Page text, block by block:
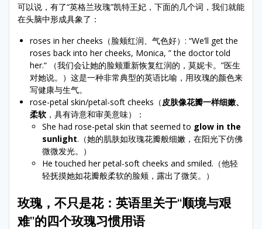
可以说，有了“英格兰玫瑰”凯特王妃，下面的几个词，我们就能
在头脑中形成具象了：
roses in her cheeks（脸颊红润、气色好）: “We’ll get the
roses back into her cheeks, Monica, ” the doctor told
her.“ （我们会让她的脸颊重新恢复红润的，莫妮卡。”医生
对她说。）这是一种非常典型的英语比喻，用玫瑰的颜色来
写健康与生气。
rose-petal skin/petal-soft cheeks（ 皮肤像花瓣一样细嫩、
柔软 ，具有诗意和审美意味）：
She had rose-petal skin that seemed to glow in the
sunlight.（她的肌肤如玫瑰花瓣般细嫩，在阳光下仿佛
微微发光。）
He touched her petal-soft cheeks and smiled.（他轻
轻抚摸她如花瓣般柔软的脸颊，露出了微笑。）
玫瑰，不只是花：英语里关于“顺境与艰
难”的四个玫瑰习惯用语